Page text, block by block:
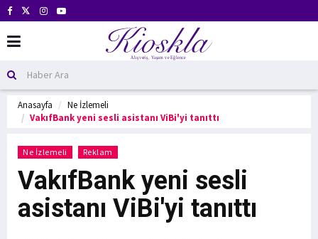
Anasayfa
Ne İzlemeli
VakıfBank yeni sesli asistanı ViBi'yi tanıttı
Ne İzlemeli Reklam
VakıfBank yeni sesli
asistanı ViBi'yi tanıttı